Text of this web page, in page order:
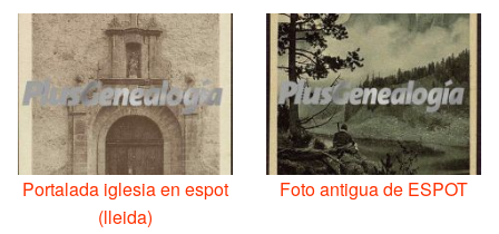
Portalada iglesia en espot
(lleida)
Foto antigua de ESPOT